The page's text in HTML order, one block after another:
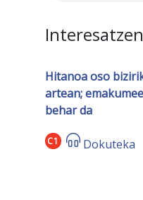
Hitanoa oso
artean;
behar da
C1 Dokuteka